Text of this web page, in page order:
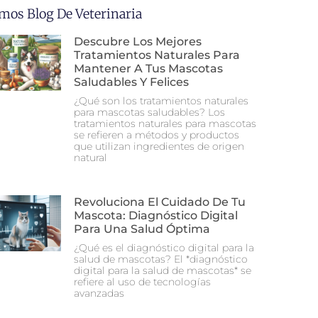
Blog De Veterinaria
Descubre Los Mejores
Tratamientos Naturales Para
Mantener A Tus Mascotas
Saludables Y Felices
¿Qué son los tratamientos naturales
para mascotas saludables? Los
tratamientos naturales para mascotas
se refieren a métodos y productos
que utilizan ingredientes de origen
natural
Revoluciona El Cuidado De Tu
Mascota: Diagnóstico Digital
Para Una Salud Óptima
¿Qué es el diagnóstico digital para la
salud de mascotas? El *diagnóstico
digital para la salud de mascotas* se
refiere al uso de tecnologías
avanzadas